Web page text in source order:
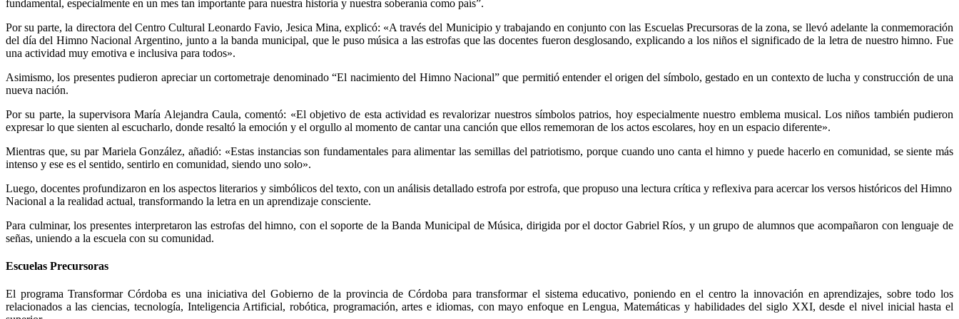
fundamental, especialmente en un mes tan importante para nuestra historia y nuestra soberanía como país”.
Por su parte, la directora del Centro Cultural Leonardo Favio, Jesica Mina, explicó: «A través del Municipio y trabajando en conjunto con las Escuelas Precursoras de la zona, se llevó adelante la conmemoración
del día del Himno Nacional Argentino, junto a la banda municipal, que le puso música a las estrofas que las docentes fueron desglosando, explicando a los niños el significado de la letra de nuestro himno. Fue
una actividad muy emotiva e inclusiva para todos».
Asimismo, los presentes pudieron apreciar un cortometraje denominado “El nacimiento del Himno Nacional” que permitió entender el origen del símbolo, gestado en un contexto de lucha y construcción de una
nueva nación.
Por su parte, la supervisora María Alejandra Caula, comentó: «El objetivo de esta actividad es revalorizar nuestros símbolos patrios, hoy especialmente nuestro emblema musical. Los niños también pudieron
expresar lo que sienten al escucharlo, donde resaltó la emoción y el orgullo al momento de cantar una canción que ellos rememoran de los actos escolares, hoy en un espacio diferente».
Mientras que, su par Mariela González, añadió: «Estas instancias son fundamentales para alimentar las semillas del patriotismo, porque cuando uno canta el himno y puede hacerlo en comunidad, se siente más
intenso y ese es el sentido, sentirlo en comunidad, siendo uno solo».
Luego, docentes profundizaron en los aspectos literarios y simbólicos del texto, con un análisis detallado estrofa por estrofa, que propuso una lectura crítica y reflexiva para acercar los versos históricos del Himno
Nacional a la realidad actual, transformando la letra en un aprendizaje consciente.
Para culminar, los presentes interpretaron las estrofas del himno, con el soporte de la Banda Municipal de Música, dirigida por el doctor Gabriel Ríos, y un grupo de alumnos que acompañaron con lenguaje de
señas, uniendo a la escuela con su comunidad.
Escuelas Precursoras
El programa Transformar Córdoba es una iniciativa del Gobierno de la provincia de Córdoba para transformar el sistema educativo, poniendo en el centro la innovación en aprendizajes, sobre todo los
relacionados a las ciencias, tecnología, Inteligencia Artificial, robótica, programación, artes e idiomas, con mayo enfoque en Lengua, Matemáticas y habilidades del siglo XXI, desde el nivel inicial hasta el